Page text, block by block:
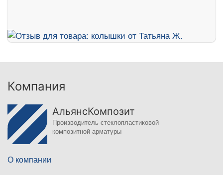
Компания
АльянсКомпозит
Производитель стеклопластиковой
композитной арматуры
О компании